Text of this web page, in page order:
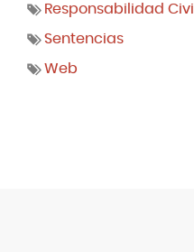
Responsabilidad Civil
Sentencias
Web